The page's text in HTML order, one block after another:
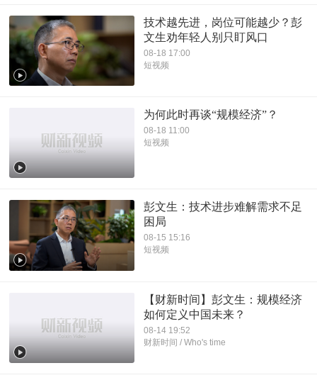
技术越先进，岗位可能越少？彭
文生劝年轻人别只盯风口
08-18 17:00
短视频
为何此时再谈“规模经济”？
08-18 11:00
短视频
彭文生：技术进步难解需求不足
困局
08-15 15:16
短视频
【财新时间】彭文生：规模经济
如何定义中国未来？
08-14 19:52
财新时间 / Who's time